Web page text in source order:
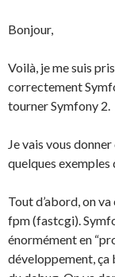
Bonjour,
Voilà, je me suis
correctement
tourner Symfony 2.
Je vais vous
quelques
Tout d’abord, on
fpm (fastcgi).
énormément en
développement,